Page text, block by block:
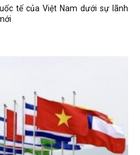
tế của Việt Nam dưới sự lãnh